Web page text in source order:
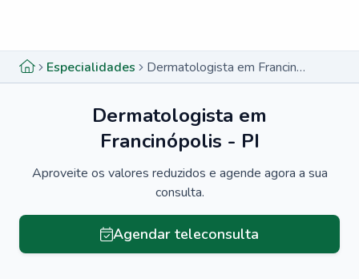
Especialidades Dermatologista em Francinópolis - PI
Dermatologista em
Francinópolis - PI
Aproveite os valores reduzidos e agende agora a sua
consulta.
Agendar teleconsulta